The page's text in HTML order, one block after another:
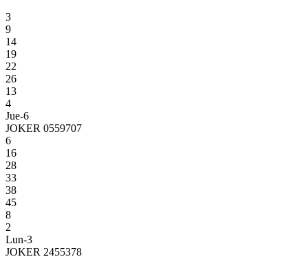
3
9
14
19
22
26
13
4
Jue-6
JOKER 0559707
6
16
28
33
38
45
8
2
Lun-3
JOKER 2455378